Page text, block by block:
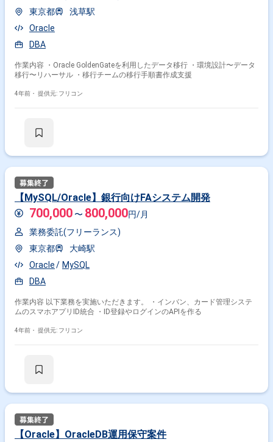
東京都
浅草駅
Oracle
DBA
作業内容 ・Oracle GoldenGateを利用したデータ移行 ・環境設計〜データ
移行〜リハーサル ・移行チームの移行手順書作成支援
4年前・ 提供元: フリコン
【MySQL/Oracle】銀行向けFAシステム開発
700,000 〜 800,000円/月
業務委託(フリーランス)
東京都
大崎駅
Oracle
MySQL
DBA
作業内容 以下業務を実施いただきます。 ・インバン、カード管理システ
ムのスマホアプリID統合 ・ID登録やログインのAPIを作る
4年前・ 提供元: フリコン
【Oracle】OracleDB運用保守案件